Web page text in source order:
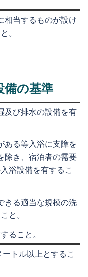
相当するものが設け
。
備の基準
及び排水の設備を有
ある等入浴に支障を
除き、宿泊者の需要
浴設備を有するこ
きる適当な規模の洗
と。
ること。
トル以上とするこ